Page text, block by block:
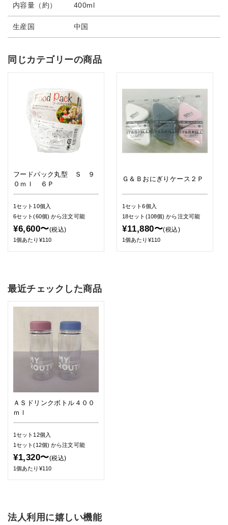
内容量（約） 400ml
生産国 中国
同じカテゴリーの商品
フードパック丸型 Ｓ ９
０ｍｌ ６Ｐ
1セット10個入
6セット(60個)から注文可能
¥6,600〜(税込)
1個あたり¥110
Ｇ＆Ｂおにぎりケース２Ｐ
1セット6個入
18セット(108個)から注文可能
¥11,880〜(税込)
1個あたり¥110
最近チェックした商品
ＡＳドリンクボトル４００
ｍｌ
1セット12個入
1セット(12個)から注文可能
¥1,320〜(税込)
1個あたり¥110
法人利用に嬉しい機能